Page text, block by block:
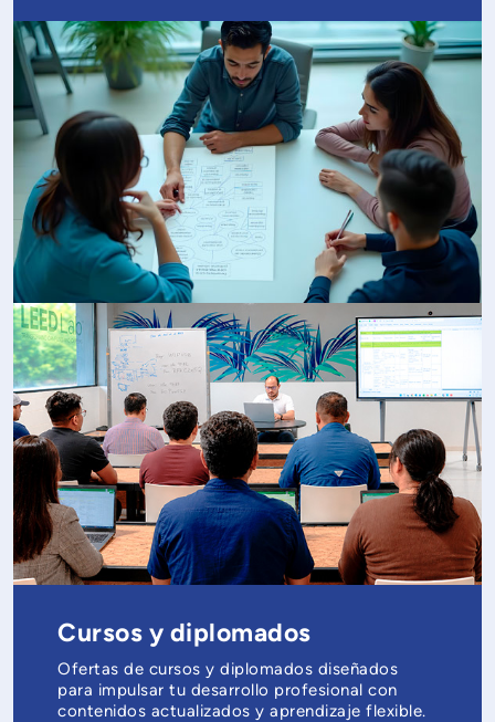
Cursos y diplomados
Ofertas de cursos y diplomados diseñados
para impulsar tu desarrollo profesional con
contenidos actualizados y aprendizaje flexible.